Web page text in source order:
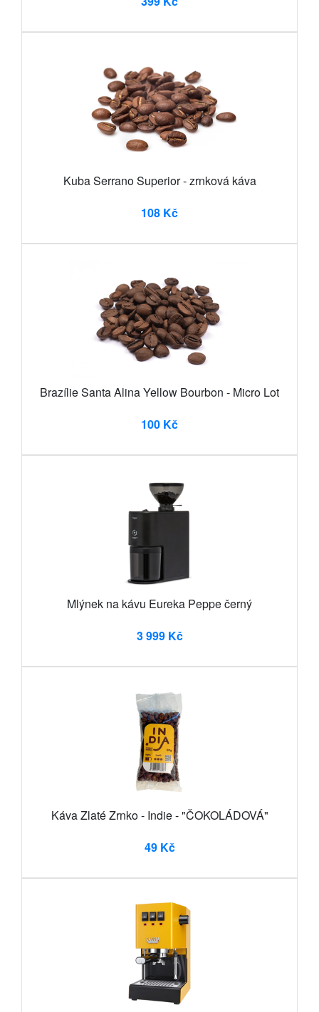
Kuba Serrano Superior - zrnková káva
108 Kč
Brazílie Santa Alina Yellow Bourbon - Micro Lot
100 Kč
Mlýnek na kávu Eureka Peppe černý
3 999 Kč
Káva Zlaté Zrnko - Indie - "ČOKOLÁDOVÁ"
49 Kč